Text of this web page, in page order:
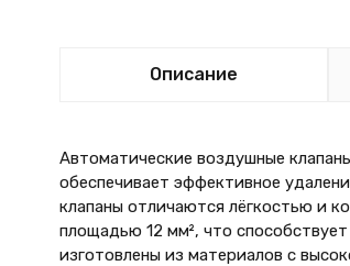
Описание
Автоматические воздушные
обеспечивает эффективное
клапаны отличаются лёгкостью и
площадью 12 мм², что
изготовлены из материалов с